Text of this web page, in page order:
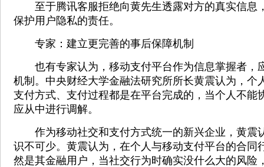
至于腾讯客服拒绝向黄先生透露对方的真实信息
保护用户隐私的责任。
专家：建立更完善的事后保障机制
也有专家认为，移动支付平台作为信息掌握者，
机制。中央财经大学金融法研究所所长黄震认为，个
支付方式、支付过程都是在平台完成的，当个人不能
应从中进行调解。
作为移动社交和支付方式统一的新兴企业，黄震
识不可少。黄震认为，在个人与移动支付平台的合同
然是其金融用户，当社交行为时确实没什么大的风险